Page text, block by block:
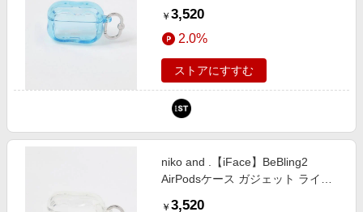
アンドエスティ（旧ドットエステ
ィ）
￥ 3,520
2.0%
ストアにすすむ
niko and .【iFace】BeBling2
AirPodsケース ガジェット ライト
￥ 3,520